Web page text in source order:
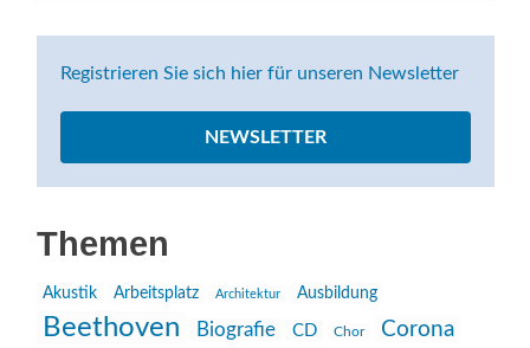
Registrieren Sie sich hier für unseren Newsletter
NEWSLETTER
Themen
Akustik Arbeitsplatz Architektur Ausbildung
Beethoven Biografie CD Chor Corona